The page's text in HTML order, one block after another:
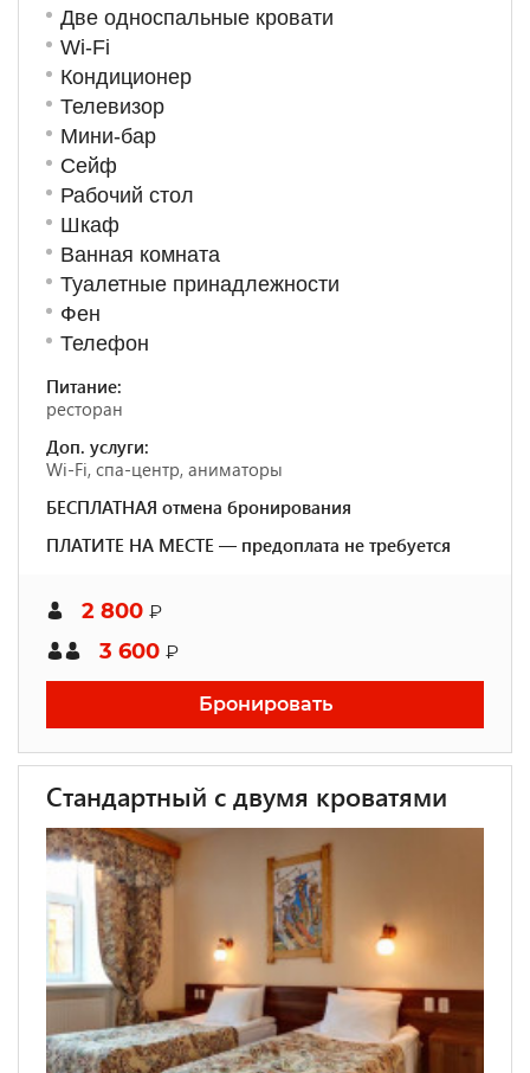
Две односпальные кровати
Wi-Fi
Кондиционер
Телевизор
Мини-бар
Сейф
Рабочий стол
Шкаф
Ванная комната
Туалетные принадлежности
Фен
Телефон
Питание:
ресторан
Доп. услуги:
Wi-Fi, спа-центр, аниматоры
БЕСПЛАТНАЯ отмена бронирования
ПЛАТИТЕ НА МЕСТЕ — предоплата не требуется
2 800 ₽
3 600 ₽
Бронировать
Стандартный с двумя кроватями